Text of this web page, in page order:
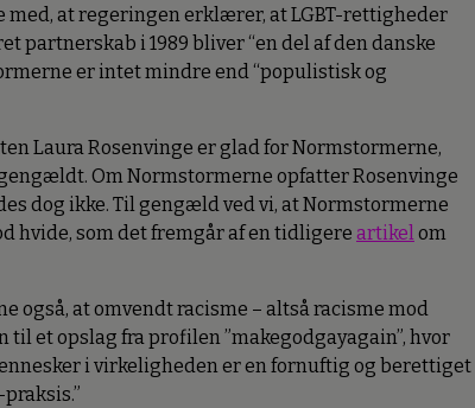
at regeringen erklærer, at LGBT-rettigheder
partnerskab i 1989 bliver “en del af den danske
er intet mindre end “populistisk og
Laura Rosenvinge er glad for Normstormerne,
Om Normstormerne opfatter Rosenvinge
dog ikke. Til gengæld ved vi, at Normstormerne
hvide, som det fremgår af en tidligere artikelom
også, at omvendt racisme – altså racisme mod
til et opslag fra profilen ”makegodgayagain”, hvor
i virkeligheden er en fornuftig og berettiget